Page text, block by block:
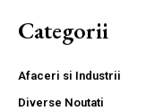
Categorii
Afaceri si Industrii
Diverse Noutati